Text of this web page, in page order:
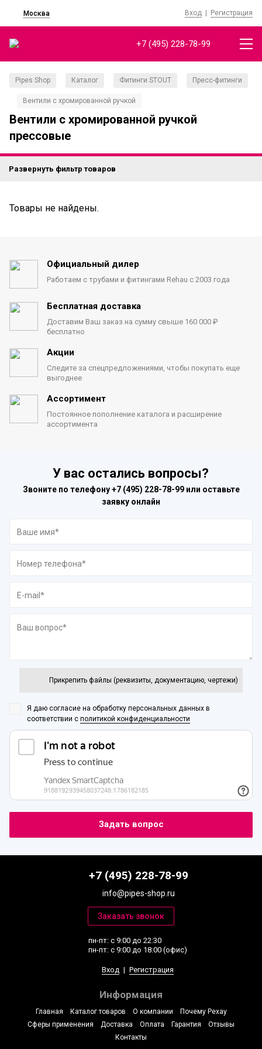
Москва Вход | Регистрация
+7 (495) 228-78-99
Pipes Shop Каталог Фитинги STOUT Пресс-фитинги
Вентили с хромированной ручкой
Вентили с хромированной ручкой
прессовые
Развернуть фильтр товаров
Товары не найдены.
Официальный дилер
Работаем с трубами и фитингами Rehau с 2003 года
Бесплатная доставка
Доставим Ваш заказ на сумму свыше 160 000 ₽
бесплатно
Акции
Следите за спецпредложениями, чтобы покупать еще
выгоднее
Ассортимент
Постоянное пополнение каталога и расширение
ассортимента
У вас остались вопросы?
Звоните по телефону+7 (495) 228-78-99или оставьте
заявку онлайн
Прикрепить файлы (реквизиты, документацию, чертежи)
Я даю согласие на обработку персональных данных в
соответствии с политикой конфиденциальности
+7 (495) 228-78-99
info@pipes-shop.ru
пн-пт: с 9:00 до 22:30
пн-пт: с 9:00 до 18:00 (офис)
Вход | Регистрация
Информация
Главная Каталог товаров О компании
Почему Рехау
Сферы применения
Доставка Оплата Гарантия
Отзывы
Контакты